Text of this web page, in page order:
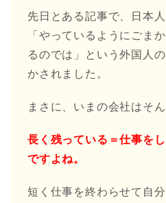
先日とある記事で、日本
「やっているようにごま
るのでは」という外国人
かされました。
まさに、いまの会社はそん
長く残っている＝仕事を
ですよね。
短く仕事を終わらせて自